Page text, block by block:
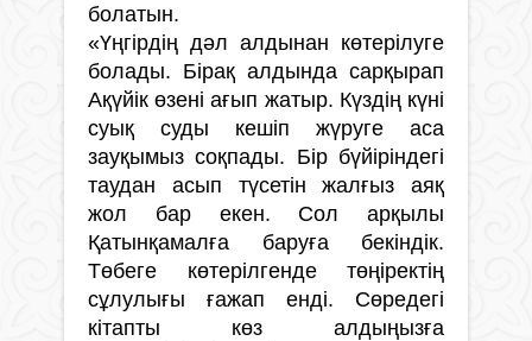
болатын.
«Үңгірдің дәл алдынан көтерілуге
болады. Бірақ алдында сарқырап
Ақүйік өзені ағып жатыр. Күздің күні
суық суды кешіп жүруге аса
зауқымыз соқпады. Бір бүйіріндегі
таудан асып түсетін жалғыз аяқ
жол бар екен. Сол арқылы
Қатынқамалға баруға бекіндік.
Төбеге көтерілгенде төңіректің
сұлулығы ғажап енді. Сөредегі
кітапты көз алдыңызға